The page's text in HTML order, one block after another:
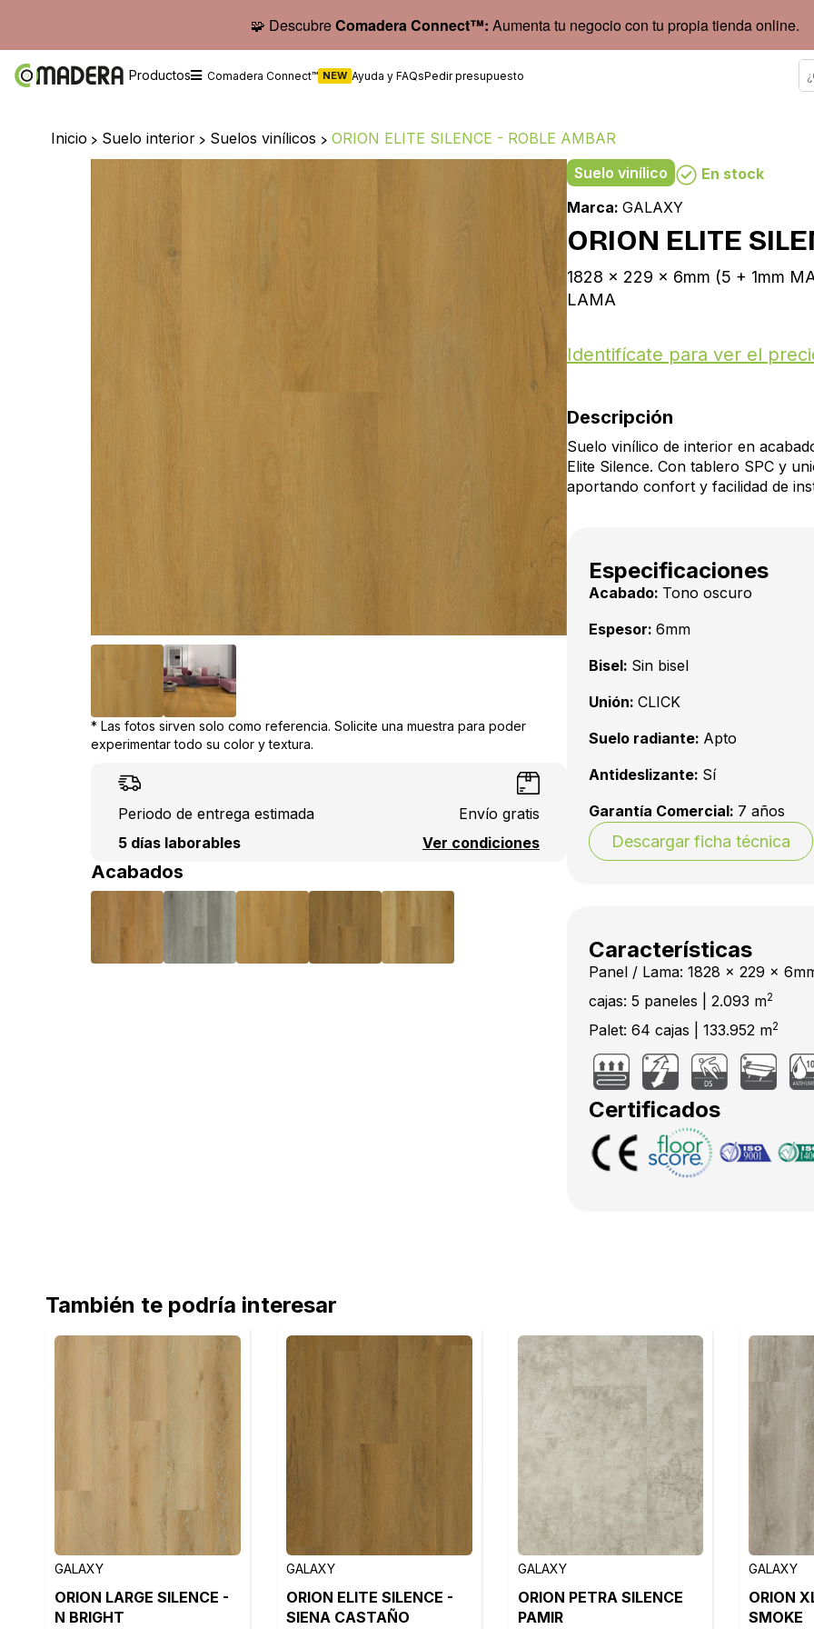
🧩 DescubreComadera Connect™: Aumenta tu negocio con tu propia tienda online.
Productos Comadera Connect™ NEW Ayuda y FAQsPedir presupuesto
Inicio > Suelo interior > Suelos vinílicos > ORION ELITE SILENCE - ROBLE AMBAR
* Las fotos sirven solo como referencia. Solicite una muestra para poder
experimentar todo su color y textura.
Periodo de entrega estimada
5 días laborables
Envío gratis
Ver condiciones
Acabados
Suelo vinílico
En stock
Marca: GALAXY
ORION ELITE
1828 x 229 x 6mm (5 + 1mm
LAMA
Identifícate para ver el
Descripción
Suelo vinílico de interior en
Elite Silence. Con tablero SPC y
aportando confort y facilidad de
Especificaciones
Acabado: Tono oscuro
Espesor: 6mm
Bisel: Sin bisel
Unión: CLICK
Suelo radiante: Apto
Antideslizante: Sí
Garantía Comercial: 7 años
Descargar ficha técnica
Características
Panel / Lama: 1828 x 229 x
cajas: 5 paneles | 2.093 m2
Palet: 64 cajas | 133.952 m2
Certificados
También te podría interesar
GALAXY
ORION LARGE SILENCE -
N BRIGHT
GALAXY
ORION ELITE SILENCE -
SIENA CASTAÑO
GALAXY
ORION PETRA SILENCE
PAMIR
GALAXY
ORION
SMOKE